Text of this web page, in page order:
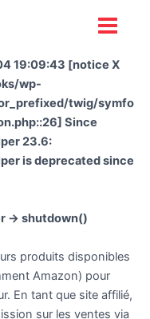
Main
19:09:43 [notice X
wp-
twig/symfo
Since
23.6:
is deprecated since
-> shutdown()
produits disponibles
Amazon) pour
En tant que site affilié,
sur les ventes via